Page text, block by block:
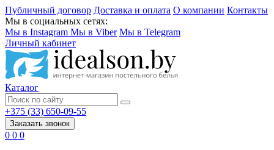
Публичный договор Доставка и оплата О компании Контакты
Мы в социальных сетях:
Мы в Instagram Мы в Viber Мы в Telegram
Личный кабинет
Каталог
+375 (33) 650-09-55
Заказать звонок
0 0 0